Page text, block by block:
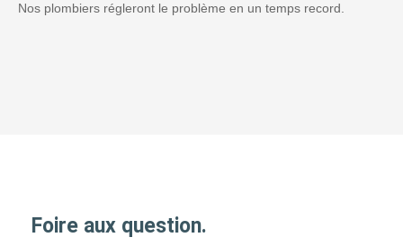
Nos plombiers régleront le problème en un temps record.
Foire aux question.